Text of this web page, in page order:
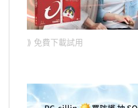
⟫ 免費下載試用